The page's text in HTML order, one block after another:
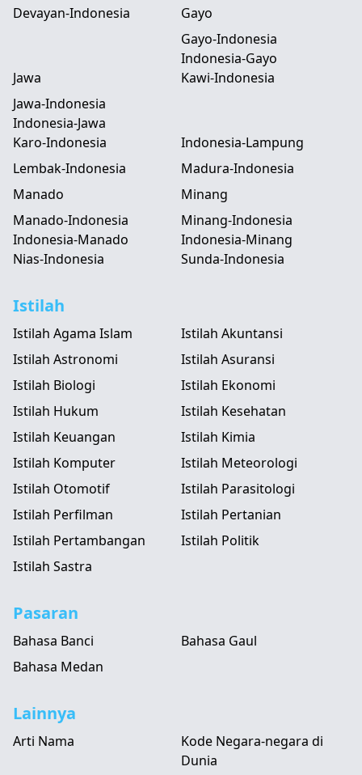
Devayan-Indonesia
Gayo
Gayo-Indonesia
Indonesia-Gayo
Jawa
Jawa-Indonesia
Indonesia-Jawa
Kawi-Indonesia
Karo-Indonesia
Indonesia-Lampung
Lembak-Indonesia
Madura-Indonesia
Manado
Manado-Indonesia
Indonesia-Manado
Minang
Minang-Indonesia
Indonesia-Minang
Nias-Indonesia
Sunda-Indonesia
Istilah
Istilah Agama Islam
Istilah Akuntansi
Istilah Astronomi
Istilah Asuransi
Istilah Biologi
Istilah Ekonomi
Istilah Hukum
Istilah Kesehatan
Istilah Keuangan
Istilah Kimia
Istilah Komputer
Istilah Meteorologi
Istilah Otomotif
Istilah Parasitologi
Istilah Perfilman
Istilah Pertanian
Istilah Pertambangan
Istilah Politik
Istilah Sastra
Pasaran
Bahasa Banci
Bahasa Gaul
Bahasa Medan
Lainnya
Arti Nama
Kode Negara-negara di
Dunia